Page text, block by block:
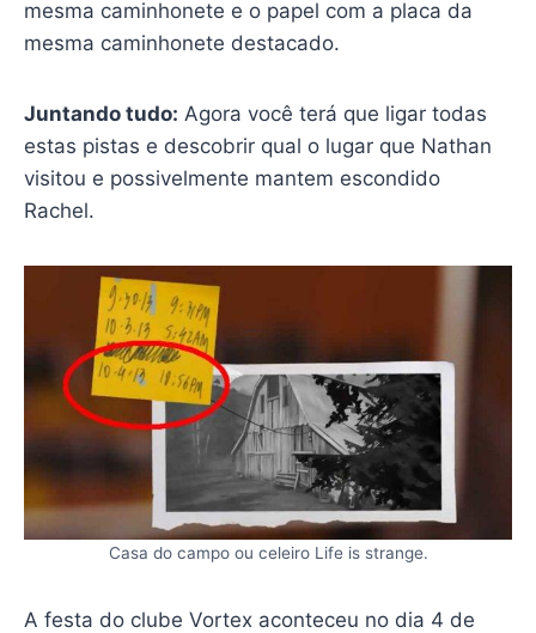
mesma caminhonete e o papel com a placa da
mesma caminhonete destacado.
Juntando tudo: Agora você terá que ligar todas
estas pistas e descobrir qual o lugar que Nathan
visitou e possivelmente mantem escondido
Rachel.
Casa do campo ou celeiro Life is strange.
A festa do clube Vortex aconteceu no dia 4 de